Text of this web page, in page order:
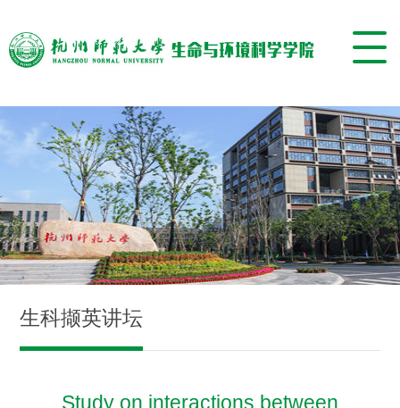
生科撷英讲坛
Study on interactions between